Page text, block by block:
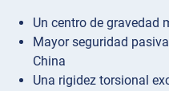
Un centro de gravedad
Mayor seguridad
China
Una rigidez torsional